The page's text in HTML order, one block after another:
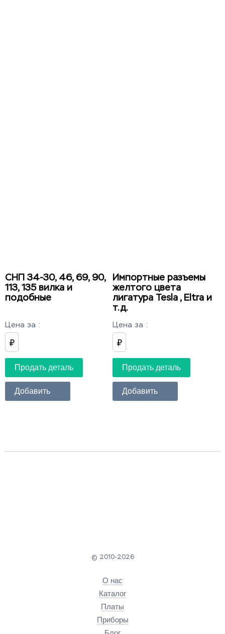
СНП 34-30, 46, 69, 90,
113, 135 вилка и
подобные
Цена за :
₽
Продать деталь
Добавить
Импортные разъемы
желтого цвета
лигатура Tesla , Eltra и
т.д.
Цена за :
₽
Продать деталь
Добавить
© 2010-2026
О нас
Каталог
Платы
Приборы